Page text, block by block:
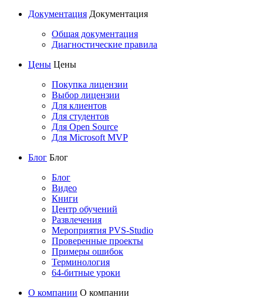
Документация Документация
Общая документация
Диагностические правила
Цены Цены
Покупка лицензии
Выбор лицензии
Для клиентов
Для студентов
Для Open Source
Для Microsoft MVP
Блог Блог
Блог
Видео
Книги
Центр обучений
Развлечения
Мероприятия PVS-Studio
Проверенные проекты
Примеры ошибок
Терминология
64-битные уроки
О компании О компании